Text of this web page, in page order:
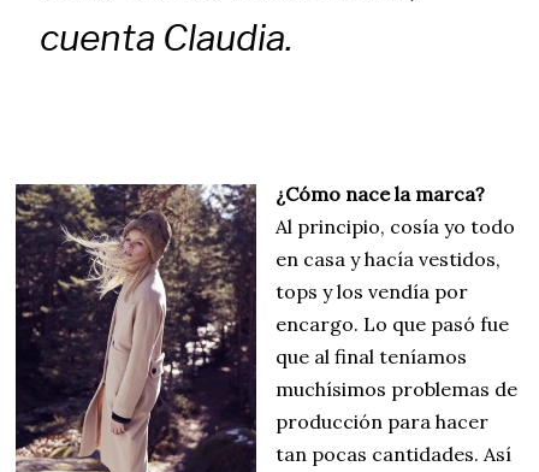
cuenta Claudia.
¿Cómo nace la marca?
Al principio, cosía yo todo
en casa y hacía vestidos,
tops y los vendía por
encargo. Lo que pasó fue
que al final teníamos
muchísimos problemas de
producción para hacer
tan pocas cantidades. Así